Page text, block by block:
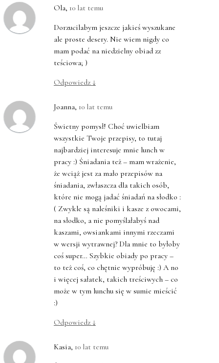
Ola, 10 lat temu
Dorzucilabym jeszcze jakieś wyszukane
ale proste desery. Nie wiem nigdy co
mam podać na niedzielny obiad zz
teściowa; )
Odpowiedz ↓
Joanna, 10 lat temu
Świetny pomysł! Choć uwielbiam
wszystkie Twoje przepisy, to tutaj
najbardziej interesuje mnie lunch w
pracy :) Śniadania też – mam wrażenie,
że wciąż jest za mało przepisów na
śniadania, zwłaszcza dla takich osób,
które nie mogą jadać śniadań na słodko :
( Zwykle są naleśniki i kasze z owocami,
na słodko, a nie pomyślałabyś nad
kaszami, owsiankami innymi rzeczami
w wersji wytrawnej? Dla mnie to byłoby
coś super… Szybkie obiady po pracy –
to też coś, co chętnie wypróbuję :) A no
i więcej sałatek, takich treściwych – co
może w tym lunchu się w sumie mieścić
:)
Odpowiedz ↓
Kasia, 10 lat temu